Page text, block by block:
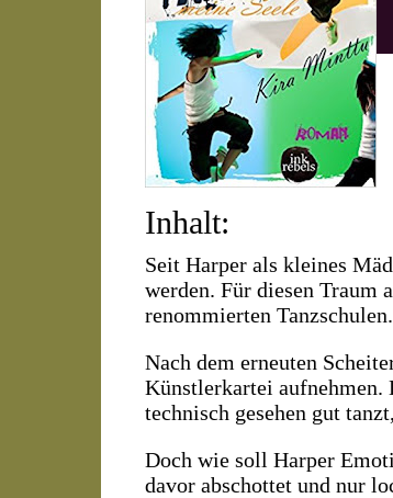
Inhalt:
Seit Harper als kleines
werden. Für diesen Traum
renommierten Tanzschulen.
Nach dem erneuten
Künstlerkartei aufnehmen.
technisch gesehen gut
Doch wie soll Harper
davor abschottet und nur